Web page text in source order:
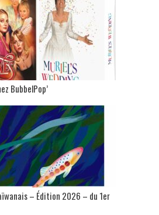
BubbelPop’
– Édition 2026 – du 1er